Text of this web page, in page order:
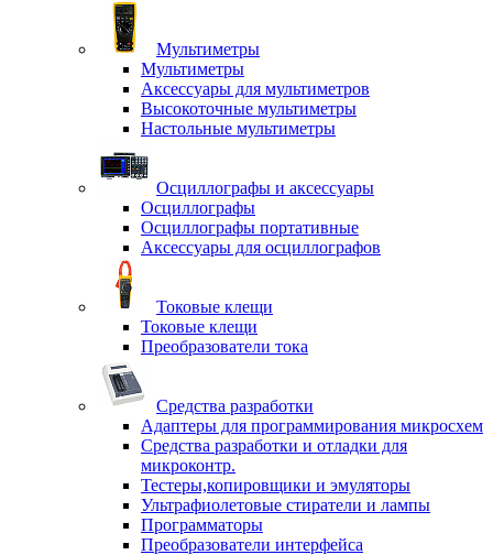
Мультиметры
Мультиметры
Аксессуары для мультиметров
Высокоточные мультиметры
Настольные мультиметры
Осциллографы и аксессуары
Осциллографы
Осциллографы портативные
Аксессуары для осциллографов
Токовые клещи
Токовые клещи
Преобразователи тока
Средства разработки
Адаптеры для программирования микросхем
Средства разработки и отладки для
микроконтр.
Тестеры,копировщики и эмуляторы
Ультрафиолетовые стиратели и лампы
Программаторы
Преобразователи интерфейса